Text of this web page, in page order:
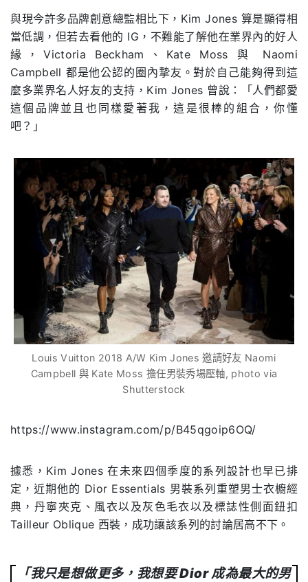
與現今許多品牌創意總監相比下， Kim Jones 算是顯得相
當低調，但若去看他的 IG ，不難能了解他在業界內的好人
緣，Victoria Beckham 、 Kate Moss 與
Naomi
Campbell 都是他公認的圈內摯友。對於自己能夠得到這
麼多業界名人好友的支持， Kim Jones 曾說：「人們都愛
這個品牌並且也同樣愛著我，這是很棒的組合，你懂
吧？」
Louis Vuitton 2018 A/W Kim Jones 邀請好友 Naomi
Campbell 與 Kate Moss 擔任男裝秀場壓軸, photo via
Shutterstock
https://www.instagram.com/p/B45qgoip6OQ/
據悉， Kim Jones在未來四個季度的系列設計也早已排
定，近期他的 Dior Essentials 男裝系列重塑男士衣櫥經
典，丹寧夾克、風衣以及灰色毛衣以及標誌性側面鈕扣
Tailleur Oblique 西裝，成功讓該系列的討論居高不下。
「我只是想做更多，我想要Dior成為最大的男